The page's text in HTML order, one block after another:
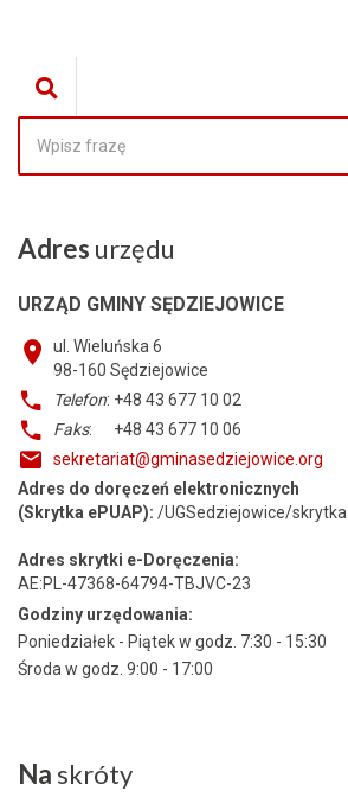
Adres urzędu
URZĄD GMINY SĘDZIEJOWICE
ul. Wieluńska 6
98-160 Sędziejowice
Telefon: +48 43 677 10 02
Faks: +48 43 677 10 06
sekretariat@gminasedziejowice.org
Adres do doręczeń elektronicznych
(Skrytka ePUAP): /UGSedziejowice/skrytka
Adres skrytki e-Doręczenia:
AE:PL-47368-64794-TBJVC-23
Godziny urzędowania:
Poniedziałek - Piątek w godz. 7:30 - 15:30
Środa w godz. 9:00 - 17:00
Na skróty